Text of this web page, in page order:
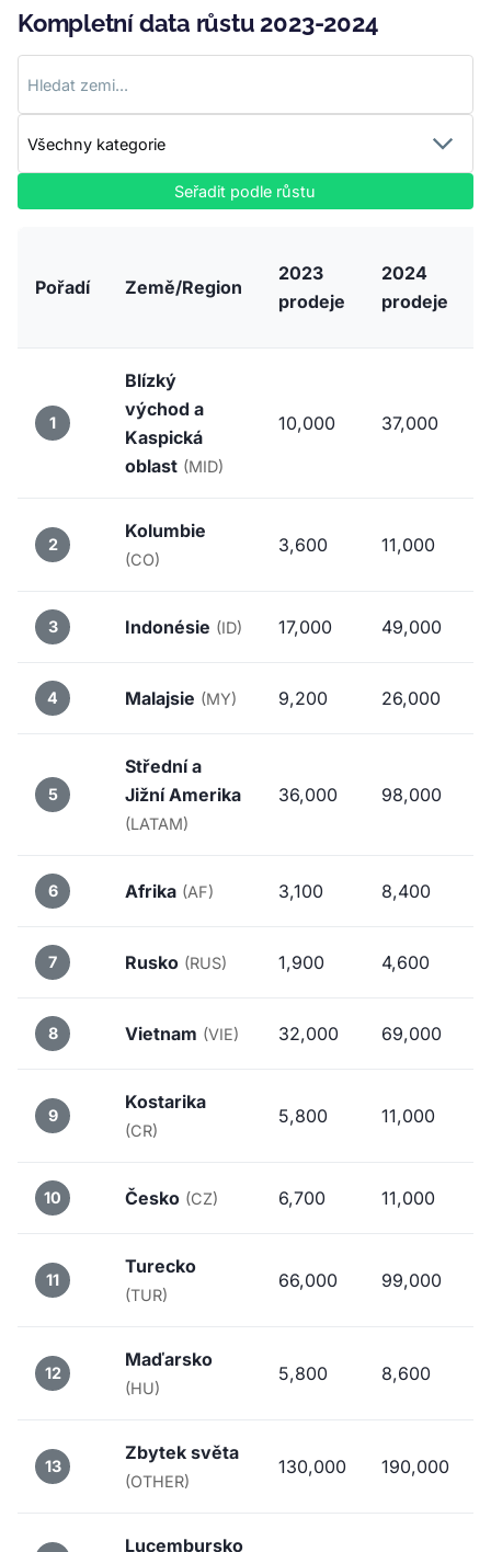
Kompletní data růstu 2023-2024
Seřadit podle růstu
Pořadí Země/Region
2023
prodeje
2024
prodeje
1
Blízký
východ a
Kaspická
oblast (MID)
10,000 37,000
2
Kolumbie
(CO)
3,600 11,000
3 Indonésie (ID) 17,000 49,000
4 Malajsie (MY) 9,200 26,000
5
Střední a
Jižní Amerika
(LATAM)
36,000 98,000
6 Afrika (AF) 3,100 8,400
7 Rusko (RUS) 1,900 4,600
8 Vietnam (VIE) 32,000 69,000
9
Kostarika
(CR)
5,800 11,000
10 Česko (CZ) 6,700 11,000
11
Turecko
(TUR)
66,000 99,000
12
Maďarsko
(HU)
5,800 8,600
13
Zbytek světa
(OTHER)
130,000 190,000
Lucembursko